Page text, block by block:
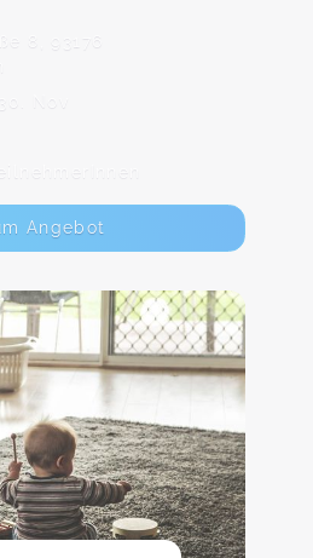
8, 93176
Nov
Angebot